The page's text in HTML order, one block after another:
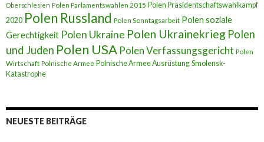
Oberschlesien Polen Parlamentswahlen 2015 Polen Präsidentschaftswahlkampf
2020 Polen Russland Polen Sonntagsarbeit Polen soziale
Gerechtigkeit Polen Ukraine Polen Ukrainekrieg Polen
und Juden Polen USA Polen Verfassungsgericht Polen
Wirtschaft Polnische Armee Polnische Armee Ausrüstung Smolensk-
Katastrophe
NEUESTE BEITRÄGE